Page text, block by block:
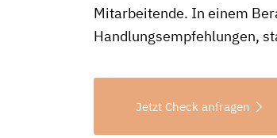
Mitarbeitende. In einem
Handlungsempfehlungen,
Jetzt Check anfragen